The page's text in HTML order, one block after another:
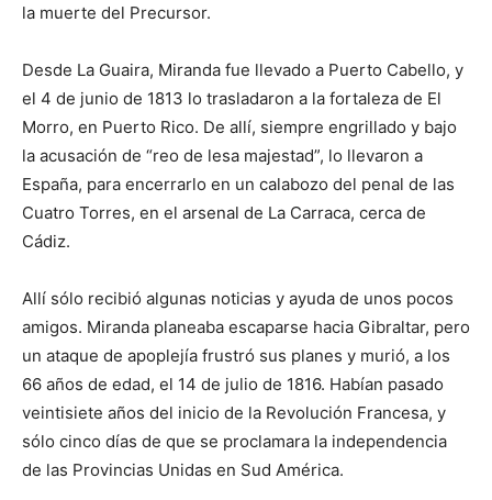
la muerte del Precursor.
Desde La Guaira, Miranda fue llevado a Puerto Cabello, y
el 4 de junio de 1813 lo trasladaron a la fortaleza de El
Morro, en Puerto Rico. De allí, siempre engrillado y bajo
la acusación de “reo de lesa majestad”, lo llevaron a
España, para encerrarlo en un calabozo del penal de las
Cuatro Torres, en el arsenal de La Carraca, cerca de
Cádiz.
Allí sólo recibió algunas noticias y ayuda de unos pocos
amigos. Miranda planeaba escaparse hacia Gibraltar, pero
un ataque de apoplejía frustró sus planes y murió, a los
66 años de edad, el 14 de julio de 1816. Habían pasado
veintisiete años del inicio de la Revolución Francesa, y
sólo cinco días de que se proclamara la independencia
de las Provincias Unidas en Sud América.